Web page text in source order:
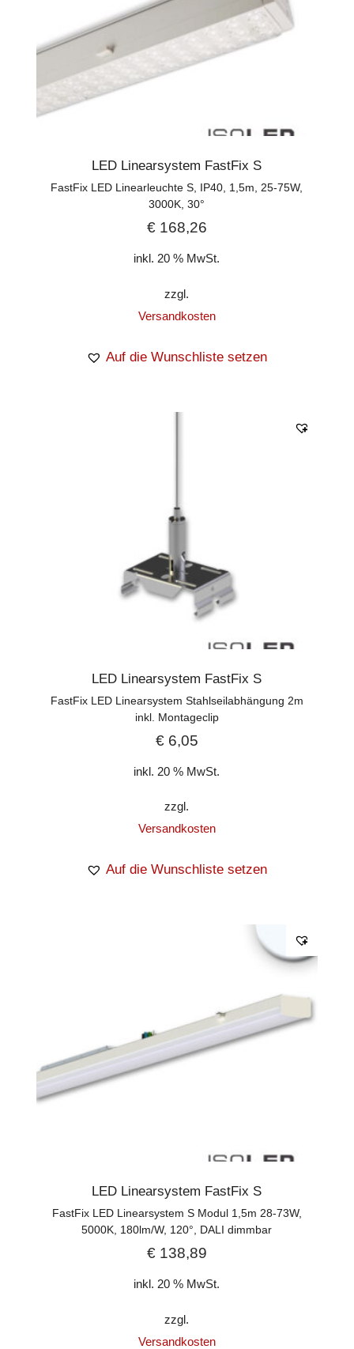
LED Linearsystem FastFix S
FastFix LED Linearleuchte S, IP40, 1,5m, 25-75W,
3000K, 30°
€168,26
inkl. 20 % MwSt.
zzgl.
Versandkosten
Auf die Wunschliste setzen
LED Linearsystem FastFix S
FastFix LED Linearsystem Stahlseilabhängung 2m
inkl. Montageclip
€6,05
inkl. 20 % MwSt.
zzgl.
Versandkosten
Auf die Wunschliste setzen
LED Linearsystem FastFix S
FastFix LED Linearsystem S Modul 1,5m 28-73W,
5000K, 180lm/W, 120°, DALI dimmbar
€138,89
inkl. 20 % MwSt.
zzgl.
Versandkosten